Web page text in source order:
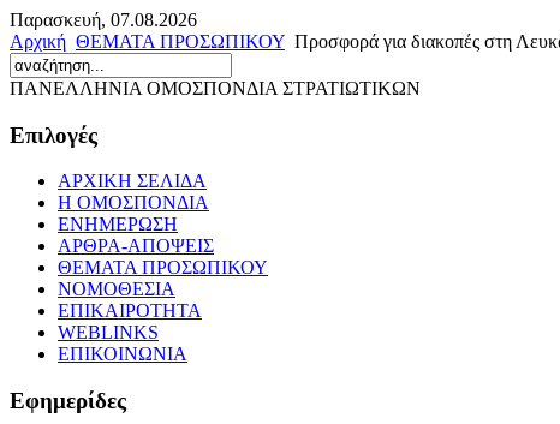
Παρασκευή, 07.08.2026
Αρχική ΘΕΜΑΤΑ ΠΡΟΣΩΠΙΚΟΥ Προσφορά για διακοπές στη
ΠΑΝΕΛΛΗΝΙΑ ΟΜΟΣΠΟΝΔΙΑ ΣΤΡΑΤΙΩΤΙΚΩΝ
Επιλογές
ΑΡΧΙΚΗ ΣΕΛΙΔΑ
Η ΟΜΟΣΠΟΝΔΙΑ
ΕΝΗΜΕΡΩΣΗ
ΑΡΘΡΑ-ΑΠΟΨΕΙΣ
ΘΕΜΑΤΑ ΠΡΟΣΩΠΙΚΟΥ
ΝΟΜΟΘΕΣΙΑ
ΕΠΙΚΑΙΡΟΤΗΤΑ
WEBLINKS
ΕΠΙΚΟΙΝΩΝΙΑ
Εφημερίδες